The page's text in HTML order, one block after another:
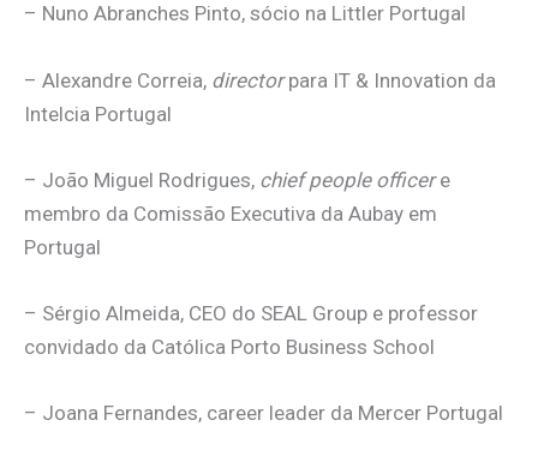
– Nuno Abranches Pinto, sócio na Littler Portugal
– Alexandre Correia, directorpara IT & Innovation da
Intelcia Portugal
– João Miguel Rodrigues, chief people officere
membro da Comissão Executiva da Aubay em
Portugal
– Sérgio Almeida, CEO do SEAL Group e professor
convidado da Católica Porto Business School
– Joana Fernandes, career leader da Mercer Portugal